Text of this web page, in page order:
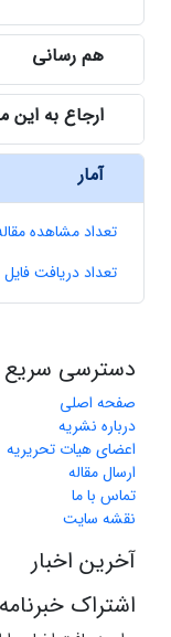
هم رسانی
ارجاع به این
آمار
تعداد مشاهده
تعداد دریافت
دسترسی سریع
صفحه اصلی
درباره نشریه
اعضای هیات تحریریه
ارسال مقاله
تماس با ما
نقشه سایت
آخرین اخبار
اشتراک خبرنامه